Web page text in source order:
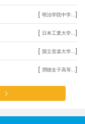
[ 明治学院中学... ]
[ 日本工業大学... ]
[ 国立音楽大学... ]
[ 潤徳女子高等... ]